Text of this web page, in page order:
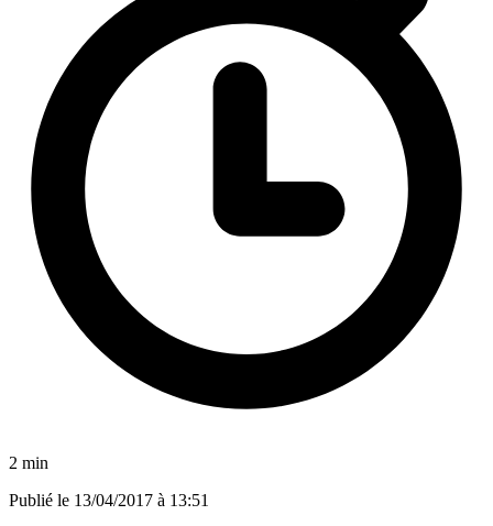
2 min
Publié le 13/04/2017 à 13:51